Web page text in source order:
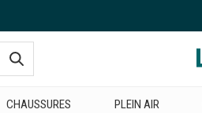
CHAUSSURES PLEIN AIR